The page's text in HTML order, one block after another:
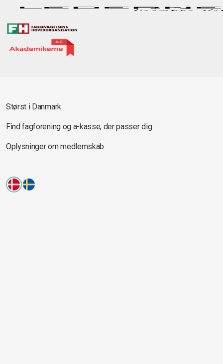
Størst i Danmark
Find fagforening og a-kasse, der passer dig
Oplysninger om medlemskab